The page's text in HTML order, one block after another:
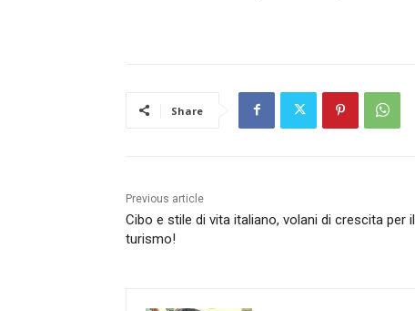
Share
Previous article
Cibo e stile di vita italiano, volani di crescita per il
turismo!